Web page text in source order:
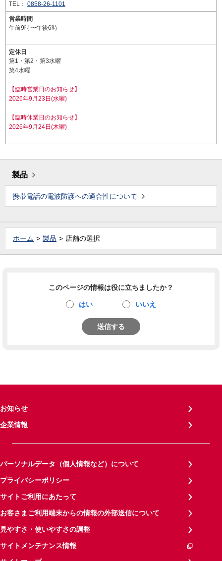
TEL： 0858-26-1101
営業時間
午前9時〜午後6時
定休日
第1・第2・第3水曜
第4水曜
【臨時営業日のお知らせ】
2026年9月23日(水曜)
【臨時休業日のお知らせ】
2026年9月24日(木曜)
製品
携帯電話の電波防護への適合性について
ホーム 製品 店舗の選択
このページの情報は役に立ちましたか？
はい いいえ
送信する
お知らせ
企業情報
パーソナルデータ（個人情報など）について
プライバシーポリシー
サイトご利用にあたって
お客さまご利用端末からの情報の外部送信について
見やすさ・使いやすさの調整
サイトメンテナンス情報